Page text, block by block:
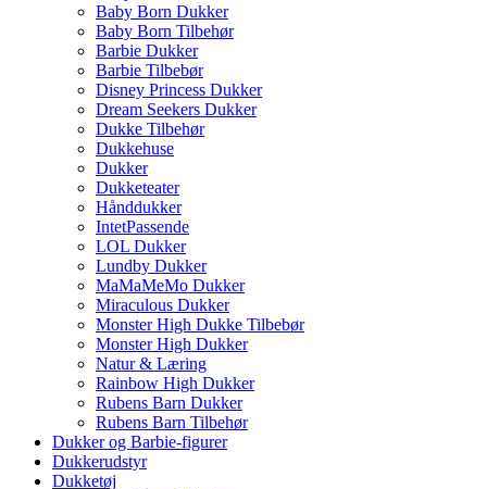
Baby Born Dukker
Baby Born Tilbehør
Barbie Dukker
Barbie Tilbebør
Disney Princess Dukker
Dream Seekers Dukker
Dukke Tilbehør
Dukkehuse
Dukker
Dukketeater
Hånddukker
IntetPassende
LOL Dukker
Lundby Dukker
MaMaMeMo Dukker
Miraculous Dukker
Monster High Dukke Tilbebør
Monster High Dukker
Natur & Læring
Rainbow High Dukker
Rubens Barn Dukker
Rubens Barn Tilbehør
Dukker og Barbie-figurer
Dukkerudstyr
Dukketøj